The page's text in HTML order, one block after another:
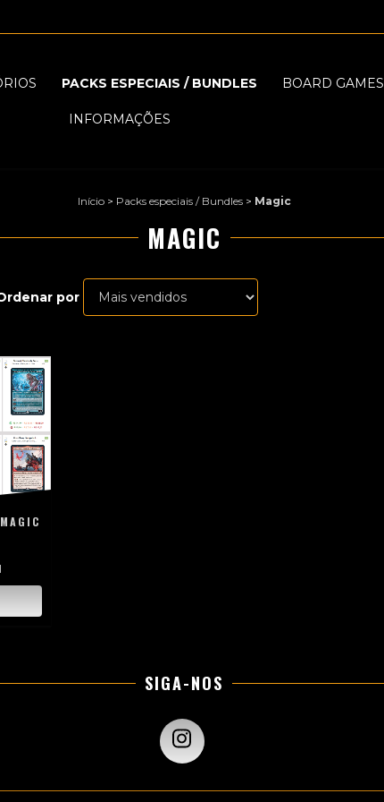
PACKS ESPECIAIS / BUNDLES BOARD GAMES
INFORMAÇÕES
Início > Packs especiais / Bundles > Magic
MAGIC
por
SIGA-NOS